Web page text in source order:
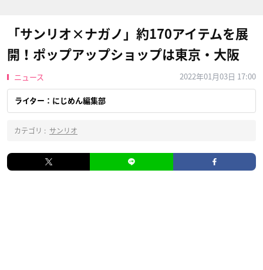
「サンリオ×ナガノ」約170アイテムを展
開！ポップアップショップは東京・大阪
ニュース 2022年01月03日 17:00
ライター：にじめん編集部
カテゴリ : サンリオ